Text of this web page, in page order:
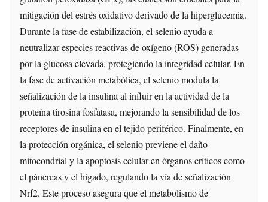
mitigación del estrés oxidativo derivado de la hiperglucemia.
Durante la fase de estabilización, el selenio ayuda a
neutralizar especies reactivas de oxígeno (ROS) generadas
por la glucosa elevada, protegiendo la integridad celular. En
la fase de activación metabólica, el selenio modula la
señalización de la insulina al influir en la actividad de la
proteína tirosina fosfatasa, mejorando la sensibilidad de los
receptores de insulina en el tejido periférico. Finalmente, en
la protección orgánica, el selenio previene el daño
mitocondrial y la apoptosis celular en órganos críticos como
el páncreas y el hígado, regulando la vía de señalización
Nrf2. Este proceso asegura que el metabolismo de